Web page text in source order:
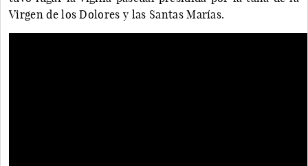
Virgen de los Dolores y las Santas Marías.